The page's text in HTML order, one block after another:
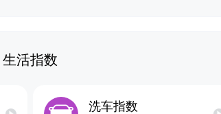
生活指数
洗车指数